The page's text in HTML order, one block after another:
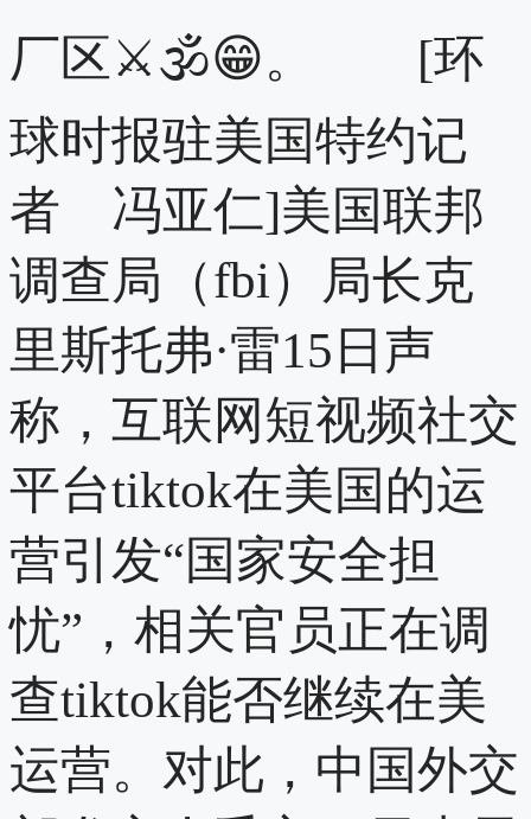
厂区⚔🕉😁。 [环
球时报驻美国特约记
者 冯亚仁]美国联邦
调查局（fbi）局长克
里斯托弗·雷15日声
称，互联网短视频社交
平台tiktok在美国的运
营引发“国家安全担
忧”，相关官员正在调
查tiktok能否继续在美
运营。对此，中国外交